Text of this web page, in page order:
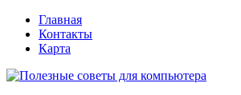
Главная
Контакты
Карта